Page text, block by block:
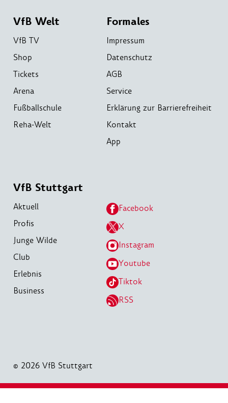
VfB Welt
VfB TV
Shop
Tickets
Arena
Fußballschule
Reha-Welt
Formales
Impressum
Datenschutz
AGB
Service
Erklärung zur Barrierefreiheit
Kontakt
App
VfB Stuttgart
Aktuell
Profis
Junge Wilde
Club
Erlebnis
Business
Facebook
X
Instagram
Youtube
Tiktok
RSS
© 2026 VfB Stuttgart